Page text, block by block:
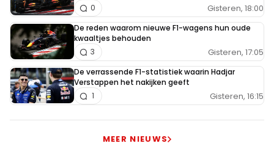
Gisteren, 18:00
0
De reden waarom nieuwe F1-wagens hun oude
kwaaltjes behouden
Gisteren, 17:05
3
De verrassende F1-statistiek waarin Hadjar
Verstappen het nakijken geeft
Gisteren, 16:15
1
MEER NIEUWS